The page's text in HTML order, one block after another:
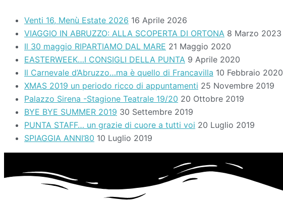
Venti 16, Menù Estate 2026 16 Aprile 2026
VIAGGIO IN ABRUZZO: ALLA SCOPERTA DI ORTONA 8 Marzo 2023
Il 30 maggio RIPARTIAMO DAL MARE 21 Maggio 2020
EASTERWEEK…I CONSIGLI DELLA PUNTA 9 Aprile 2020
Il Carnevale d’Abruzzo…ma è quello di Francavilla 10 Febbraio 2020
XMAS 2019 un periodo ricco di appuntamenti 25 Novembre 2019
Palazzo Sirena -Stagione Teatrale 19/20 20 Ottobre 2019
BYE BYE SUMMER 2019 30 Settembre 2019
PUNTA STAFF… un grazie di cuore a tutti voi 20 Luglio 2019
SPIAGGIA ANNI’80 10 Luglio 2019